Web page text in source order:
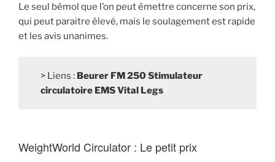
Le seul bémol que l’on peut émettre concerne son prix,
qui peut paraitre élevé, mais le soulagement est rapide
et les avis unanimes.
> Liens : Beurer FM 250 Stimulateur
circulatoire EMS Vital Legs
WeightWorld Circulator : Le petit prix